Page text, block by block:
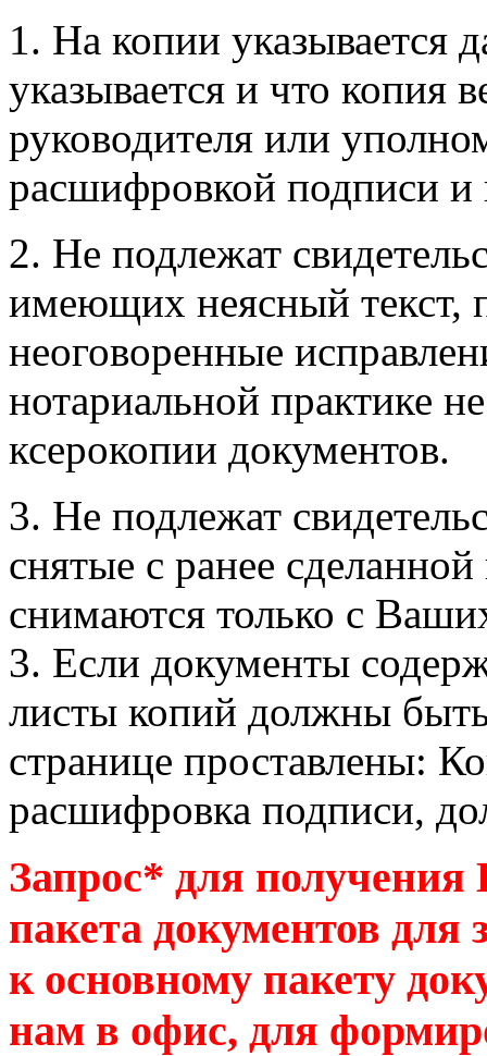
1. На копии указывается
указывается и что копия
руководителя или
расшифровкой подписи и
2. Не подлежат
имеющих неясный текст,
неоговоренные
нотариальной практике
ксерокопии документов.
3. Не подлежат
снятые с ранее
снимаются только с
3. Если документы
листы копий должны
странице проставлены:
расшифровка подписи,
Запрос* для получения
пакета документов
к основному пакету
нам в офис, для